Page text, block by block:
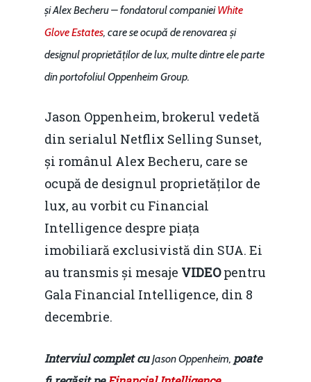
și Alex Becheru – fondatorul companieiWhite
Glove Estates, care se ocupă de renovarea și
designul proprietăților de lux, multe dintre ele parte
din portofoliul Oppenheim Group.
Jason Oppenheim, brokerul vedetă
din serialul Netflix Selling Sunset,
și românul Alex Becheru, care se
ocupă de designul proprietăților de
lux, au vorbit cu Financial
Intelligence despre piața
imobiliară exclusivistă din SUA. Ei
au transmis și mesaje VIDEOpentru
Gala Financial Intelligence, din 8
decembrie.
Interviul complet cuJason Oppenheim, poate